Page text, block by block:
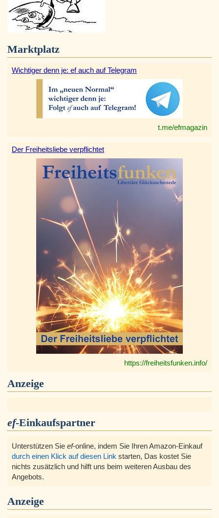
Marktplatz
Wichtiger denn je: ef auch auf Telegram
t.me/efmagazin
Der Freiheitsliebe verpflichtet
https://freiheitsfunken.info/
Anzeige
ef-Einkaufspartner
Unterstützen Sie ef-online, indem Sie Ihren Amazon-Einkauf
durch einen Klick auf diesen Link starten, Das kostet Sie
nichts zusätzlich und hilft uns beim weiteren Ausbau des
Angebots.
Anzeige